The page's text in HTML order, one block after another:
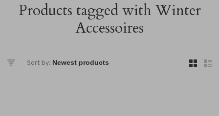
Products tagged with Winter
Accessoires
Sort by: